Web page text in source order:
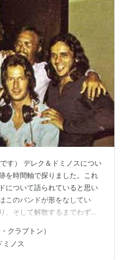
す） デレク＆ドミノスについ
を時間軸で探りました。これ
について語られていると思い
このバンドが形をなしてい
、そして解散するまでわずか
充実度に驚きます。 1969年
のDelaney & Bonnie＆
クラプトン）
ミノス